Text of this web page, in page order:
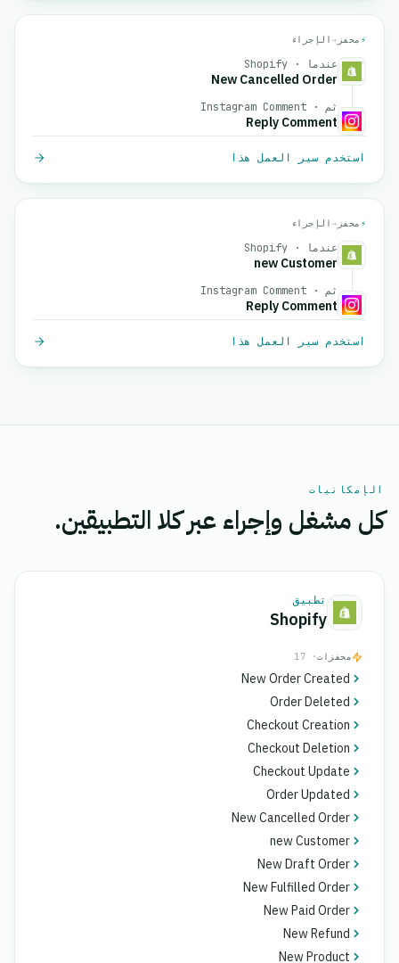
⚡ محفز →الإجراء
عندما · Shopify
New Cancelled Order
ثم · Instagram Comment
Reply Comment
استخدم سير العمل هذا
⚡ محفز →الإجراء
عندما · Shopify
new Customer
ثم · Instagram Comment
Reply Comment
استخدم سير العمل هذا
الإمكانيات
كل مشغل وإجراء عبر كلا التطبيقين.
تطبيق
Shopify
محفزات· 17
New Order Created
Order Deleted
Checkout Creation
Checkout Deletion
Checkout Update
Order Updated
New Cancelled Order
new Customer
New Draft Order
New Fulfilled Order
New Paid Order
New Refund
New Product